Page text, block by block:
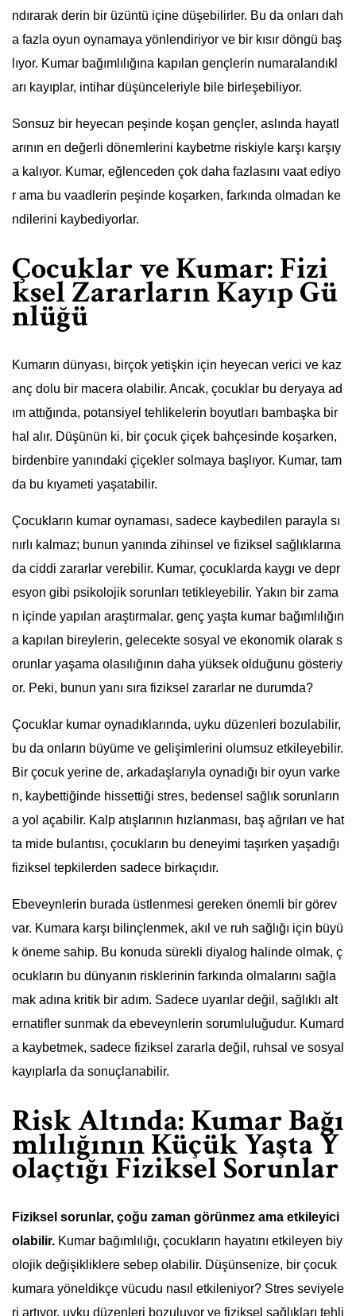
ndırarak derin bir üzüntü içine düşebilirler. Bu da onları dah
a fazla oyun oynamaya yönlendiriyor ve bir kısır döngü baş
lıyor. Kumar bağımlılığına kapılan gençlerin numaralandıkl
arı kayıplar, intihar düşünceleriyle bile birleşebiliyor.
Sonsuz bir heyecan peşinde koşan gençler, aslında hayatl
arının en değerli dönemlerini kaybetme riskiyle karşı karşıy
a kalıyor. Kumar, eğlenceden çok daha fazlasını vaat ediyo
r ama bu vaadlerin peşinde koşarken, farkında olmadan ke
ndilerini kaybediyorlar.
Çocuklar ve Kumar: Fizi
ksel Zararların Kayıp Gü
nlüğü
Kumarın dünyası, birçok yetişkin için heyecan verici ve kaz
anç dolu bir macera olabilir. Ancak, çocuklar bu deryaya ad
ım attığında, potansiyel tehlikelerin boyutları bambaşka bir
hal alır. Düşünün ki, bir çocuk çiçek bahçesinde koşarken,
birdenbire yanındaki çiçekler solmaya başlıyor. Kumar, tam
da bu kıyameti yaşatabilir.
Çocukların kumar oynaması, sadece kaybedilen parayla sı
nırlı kalmaz; bunun yanında zihinsel ve fiziksel sağlıklarına
da ciddi zararlar verebilir. Kumar, çocuklarda kaygı ve depr
esyon gibi psikolojik sorunları tetikleyebilir. Yakın bir zama
n içinde yapılan araştırmalar, genç yaşta kumar bağımlılığın
a kapılan bireylerin, gelecekte sosyal ve ekonomik olarak s
orunlar yaşama olasılığının daha yüksek olduğunu gösteriy
or. Peki, bunun yanı sıra fiziksel zararlar ne durumda?
Çocuklar kumar oynadıklarında, uyku düzenleri bozulabilir,
bu da onların büyüme ve gelişimlerini olumsuz etkileyebilir.
Bir çocuk yerine de, arkadaşlarıyla oynadığı bir oyun varke
n, kaybettiğinde hissettiği stres, bedensel sağlık sorunların
a yol açabilir. Kalp atışlarının hızlanması, baş ağrıları ve hat
ta mide bulantısı, çocukların bu deneyimi taşırken yaşadığı
fiziksel tepkilerden sadece birkaçıdır.
Ebeveynlerin burada üstlenmesi gereken önemli bir görev
var. Kumara karşı bilinçlenmek, akıl ve ruh sağlığı için büyü
k öneme sahip. Bu konuda sürekli diyalog halinde olmak, ç
ocukların bu dünyanın risklerinin farkında olmalarını sağla
mak adına kritik bir adım. Sadece uyarılar değil, sağlıklı alt
ernatifler sunmak da ebeveynlerin sorumluluğudur. Kumard
a kaybetmek, sadece fiziksel zararla değil, ruhsal ve sosyal
kayıplarla da sonuçlanabilir.
Risk Altında: Kumar Bağı
mlılığının Küçük Yaşta Y
olaçtığı Fiziksel Sorunlar
Fiziksel sorunlar, çoğu zaman görünmez ama etkileyici
olabilir. Kumar bağımlılığı, çocukların hayatını etkileyen biy
olojik değişikliklere sebep olabilir. Düşünsenize, bir çocuk
kumara yöneldikçe vücudu nasıl etkileniyor? Stres seviyele
ri artıyor, uyku düzenleri bozuluyor ve fiziksel sağlıkları tehli